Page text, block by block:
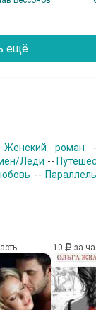
ещё
Женский роман
Леди --
--
10 за